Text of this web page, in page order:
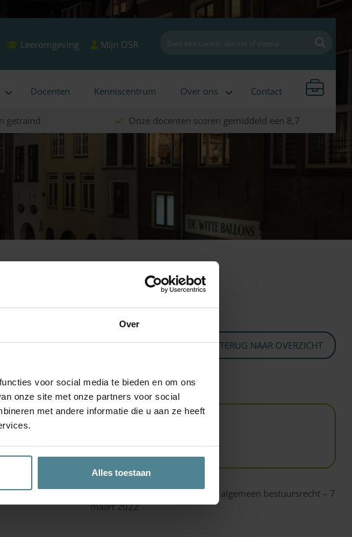
Over
voor social media te bieden en om ons
onze site met onze partners voor social
met andere informatie die u aan ze heeft
Alles toestaan
Leeromgeving Mijn OSR
Docenten Kenniscentrum Over ons Contact
getraind
Onze docenten scoren gemiddeld een 8,7
TERUG NAAR OVERZICHT